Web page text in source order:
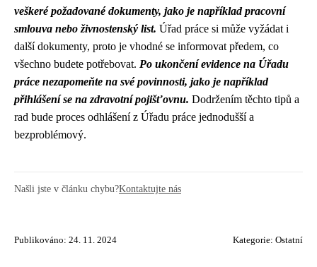
veškeré požadované dokumenty, jako je například pracovní
smlouva nebo živnostenský list. Úřad práce si může vyžádat i
další dokumenty, proto je vhodné se informovat předem, co
všechno budete potřebovat. Po ukončení evidence na Úřadu
práce nezapomeňte na své povinnosti, jako je například
přihlášení se na zdravotní pojišťovnu. Dodržením těchto tipů a
rad bude proces odhlášení z Úřadu práce jednodušší a
bezproblémový.
Našli jste v článku chybu?Kontaktujte nás
Publikováno: 24. 11. 2024 Kategorie: Ostatní